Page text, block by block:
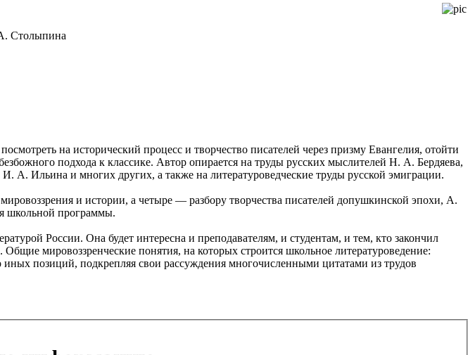
Столыпина
на исторический процесс и творчество писателей через призму Евангелия, отойти
подхода к классике. Автор опирается на труды русских мыслителей Н. А. Бердяева,
Ильина и многих других, а также на литературоведческие труды русской эмиграции.
и истории, а четыре — разбору творчества писателей допушкинской эпохи, А.
школьной программы.
России. Она будет интересна и преподавателям, и студентам, и тем, кто закончил
мировоззренческие понятия, на которых строится школьное литературоведение:
иных позиций, подкрепляя свои рассуждения многочисленными цитатами из трудов